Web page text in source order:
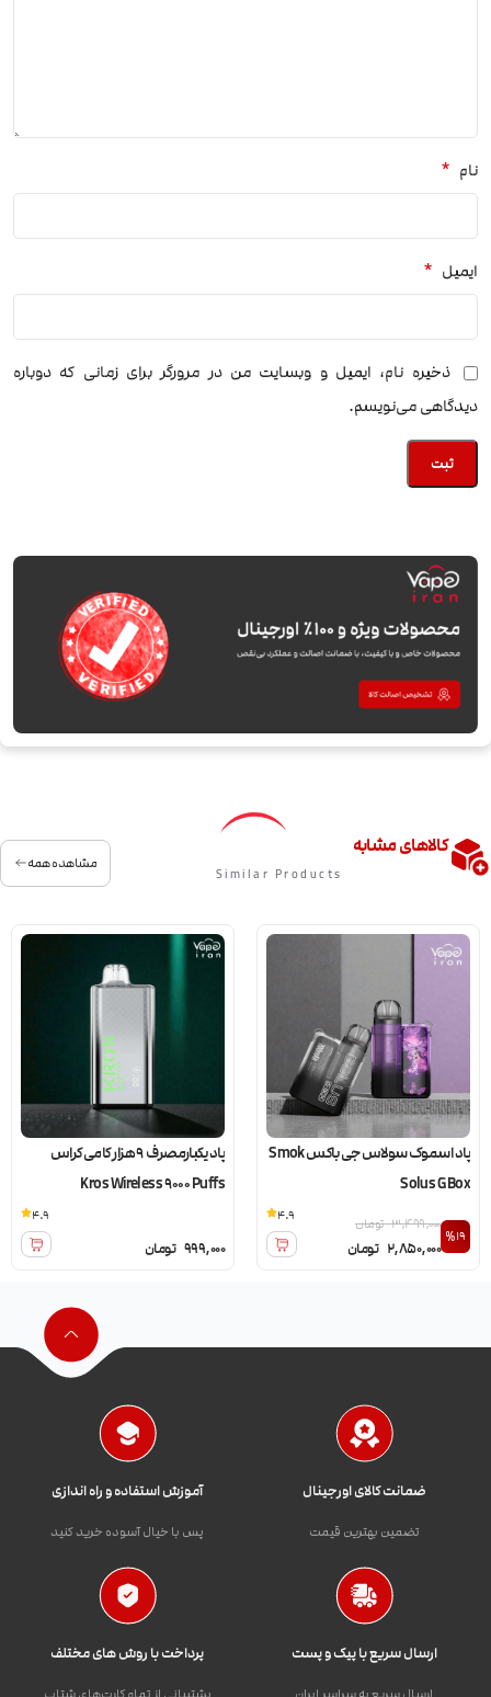
نام *
ایمیل *
ذخیره نام، ایمیل و وبسایت من در مرورگر برای زمانی که دوباره
دیدگاهی می‌نویسم.
کالاهای مشابه
Similar Products
مشاهده همه
پاد اسموک سولاس جی باکس Smok
Solus G Box
%19
3,499,000 تومان
2,850,000 تومان
4.9
پاد یکبارمصرف 9 هزار کامی کراس
Kros Wireless 9000 Puffs
999,000 تومان
4.9
ضمانت کالای اورجینال
تضمین بهترین قیمت
آموزش استفاده و راه اندازی
پس با خیال آسوده خرید کنید
ارسال سریع با پیک و پست پرداخت با روش های مختلف